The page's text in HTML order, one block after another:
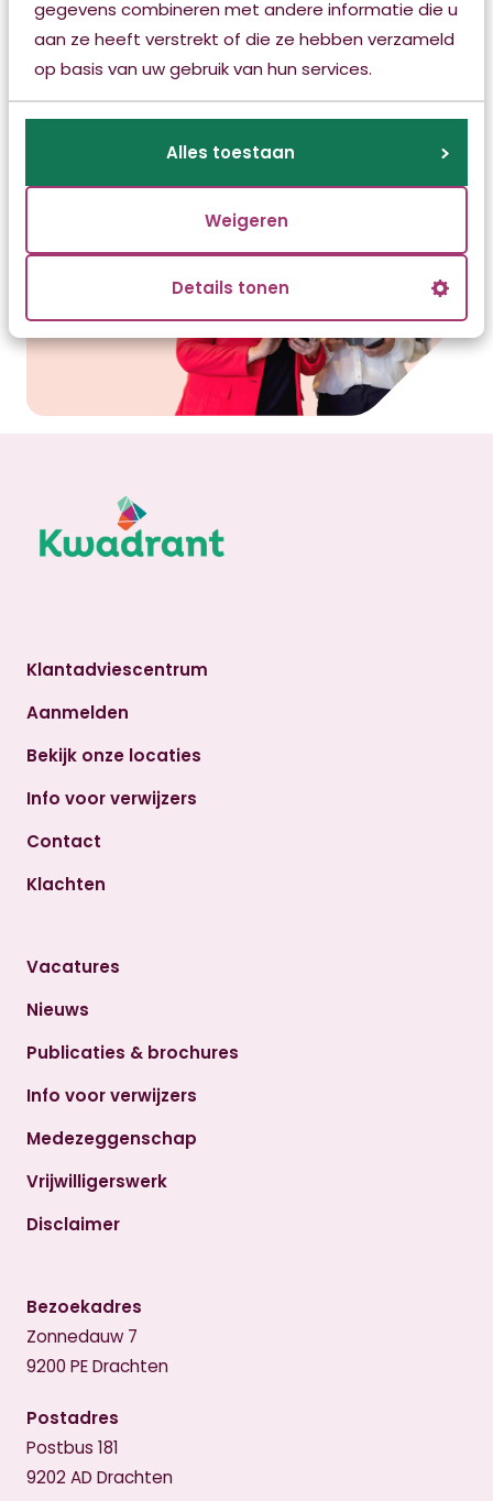
gegevens combineren met andere informatie die u
aan ze heeft verstrekt of die ze hebben verzameld
op basis van uw gebruik van hun services.
Alles toestaan
Weigeren
Details tonen
Neem contact op met ons Klant
Advies Centrum
088 512 70 00
mailons
Klantadviescentrum
Aanmelden
Bekijk onze locaties
Info voor verwijzers
Contact
Klachten
Vacatures
Nieuws
Publicaties & brochures
Info voor verwijzers
Medezeggenschap
Vrijwilligerswerk
Disclaimer
Bezoekadres
Zonnedauw 7
9200 PE Drachten
Postadres
Postbus 181
9202 AD Drachten